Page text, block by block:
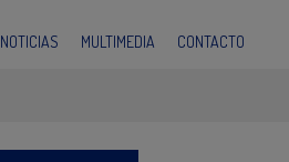
NOTICIAS MULTIMEDIA CONTACTO